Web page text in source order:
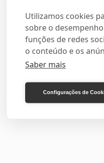
Utilizamos cookies
sobre o
funções de redes
o conteúdo e os
Saber mais
Configurações de